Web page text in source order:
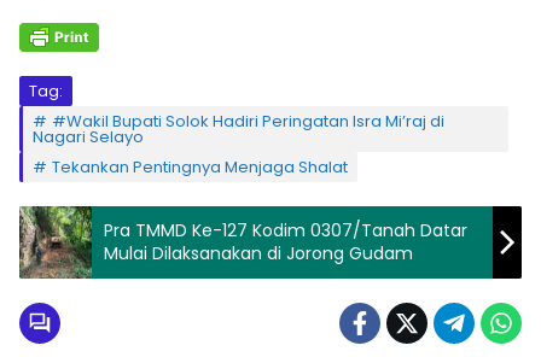
Tag:
#Wakil Bupati Solok Hadiri Peringatan Isra Mi’raj di
Nagari Selayo
Tekankan Pentingnya Menjaga Shalat
Pra TMMD Ke-127 Kodim 0307/Tanah Datar
Mulai Dilaksanakan di Jorong Gudam